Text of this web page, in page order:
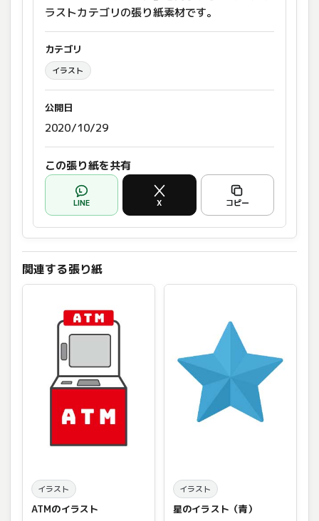
ラストカテゴリの張り紙素材です。
カテゴリ
イラスト
公開日
2020/10/29
この張り紙を共有
LINE X コピー
関連する張り紙
イラスト
ATMのイラスト
イラスト
星のイラスト（青）